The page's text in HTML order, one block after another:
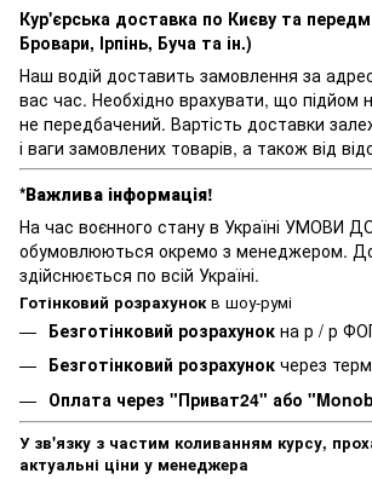
Кур'єрська доставка по Києву та
Бровари, Ірпінь, Буча та ін.)
Наш водій доставить замовлення за
вас час. Необхідно врахувати, що підйом
не передбачений. Вартість доставки
і ваги замовлених товарів, а також від
*Важлива інформація!
На час воєнного стану в Україні УМОВИ
обумовлюються окремо з менеджером.
здійснюється по всій Україні.
Готінковий розрахунокв шоу-румі
Безготінковий розрахунок на р / р
Безготінковий розрахунок через
Оплата через "Приват24" або
У зв'язку з частим коливанням курсу,
актуальні ціни у менеджера